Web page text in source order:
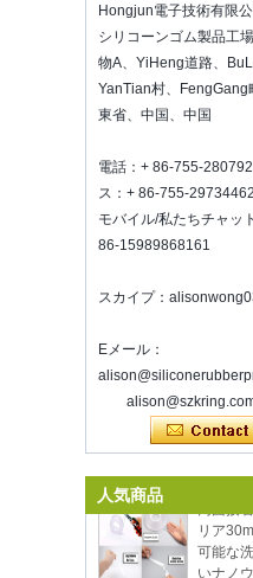
Inspired Home
Chicago, IL, March 5-7,
We are going toattend
Home
Chicago, IL, March 5-7,
ワインを新鮮に保つ方法
ことはありません。ワ
つ方法は？したがって
す。シリコーンワインボ
2018年10月20-23日に
パート1に参加します。
C33ですので、お待ちく
インスパイア済みのホ
たちと会うことを歓迎
す.McCormick Place
ブースN6819。
食品貯蔵真空シーラー
新年を通してあなたの
ください
Hongjun電子技術有限公
シリコーンゴム製品工
物A、YiHeng道路、
YanTian村、FengGang
東省、中国、中国
電話：+ 86-755-
ス：+ 86-755-29734462
モバイル/私たちチャッ
86-15989868161
スカイプ：
Eメール：
人気商品
ている
が付い
しい熱
のシリ
可能な
いナノ
ープグ